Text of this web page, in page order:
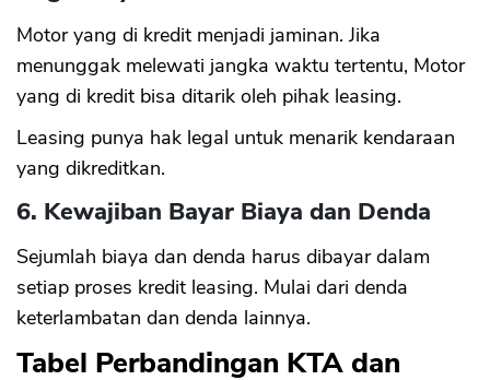
Motor yang di kredit menjadi jaminan. Jika
menunggak melewati jangka waktu tertentu, Motor
yang di kredit bisa ditarik oleh pihak leasing.
Leasing punya hak legal untuk menarik kendaraan
yang dikreditkan.
6. Kewajiban Bayar Biaya dan Denda
Sejumlah biaya dan denda harus dibayar dalam
setiap proses kredit leasing. Mulai dari denda
keterlambatan dan denda lainnya.
Tabel Perbandingan KTA dan